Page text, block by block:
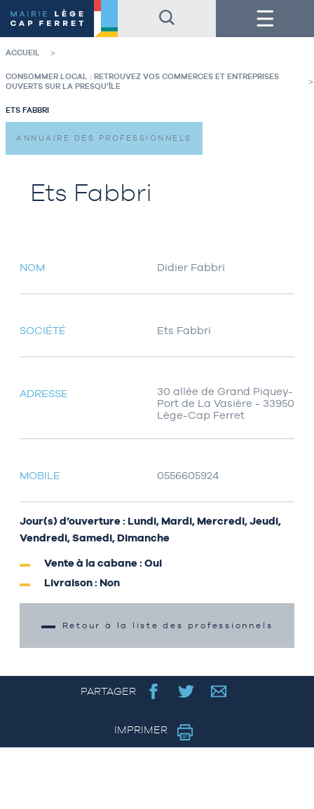
au
contenu
de
la
au
pied
de
page
Menu
ACCUEIL
CONSOMMER LOCAL : RETROUVEZ VOS COMMERCES ET ENTREPRISES
OUVERTS SUR LA PRESQU’ÎLE
ETS FABBRI
Ets Fabbri
ANNUAIRE DES PROFESSIONNELS
NOM Didier Fabbri
SOCIÉTÉ Ets Fabbri
ADRESSE
30 allée de Grand Piquey-
Port de La Vasière - 33950
Lège-Cap Ferret
MOBILE 0556605924
Jour(s) d’ouverture : Lundi, Mardi, Mercredi, Jeudi,
Vendredi, Samedi, Dimanche
Vente à la cabane : Oui
Livraison : Non
Retour à la liste des professionnels
PARTAGER
IMPRIMER